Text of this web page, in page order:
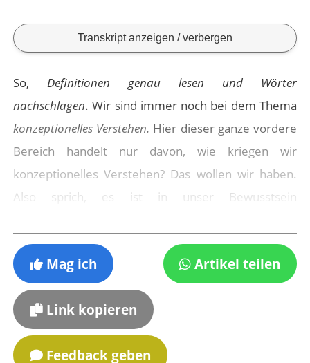
Transkript anzeigen / verbergen
So, Definitionen genau lesen und Wörter
nachschlagen. Wir sind immer noch bei dem Thema
konzeptionelles Verstehen. Hier dieser ganze vordere
Bereich handelt nur davon, wie kriegen wir
konzeptionelles Verstehen? Das wollen wir haben.
Also sprich, es ist in unser Bewusstsein
Und damit Du das wirklich erreichst: Es gibt ein
großes Hindernis, das nennt sich missverstandene
Worte. Deswegen: Schlage alle Wörter im
Wörterbuch nach, die Du nicht hundert Prozent
verstehst, also alle Wörter, die Du nicht wie aus der
Mag ich Artikel teilen
Link kopieren
Feedback geben